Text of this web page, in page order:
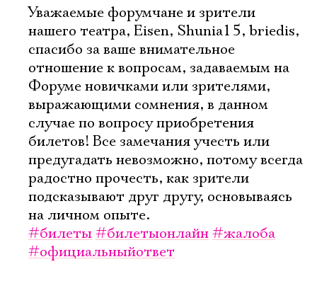
Уважаемые форумчане и зрители
нашего театра, Eisen, Shunia15, briedis,
спасибо за ваше внимательное
отношение к вопросам, задаваемым на
Форуме новичками или зрителями,
выражающими сомнения, в данном
случае по вопросу приобретения
билетов! Все замечания учесть или
предугадать невозможно, потому всегда
радостно прочесть, как зрители
подсказывают друг другу, основываясь
на личном опыте.
#билеты#билетыонлайн#жалоба
#официальныйответ